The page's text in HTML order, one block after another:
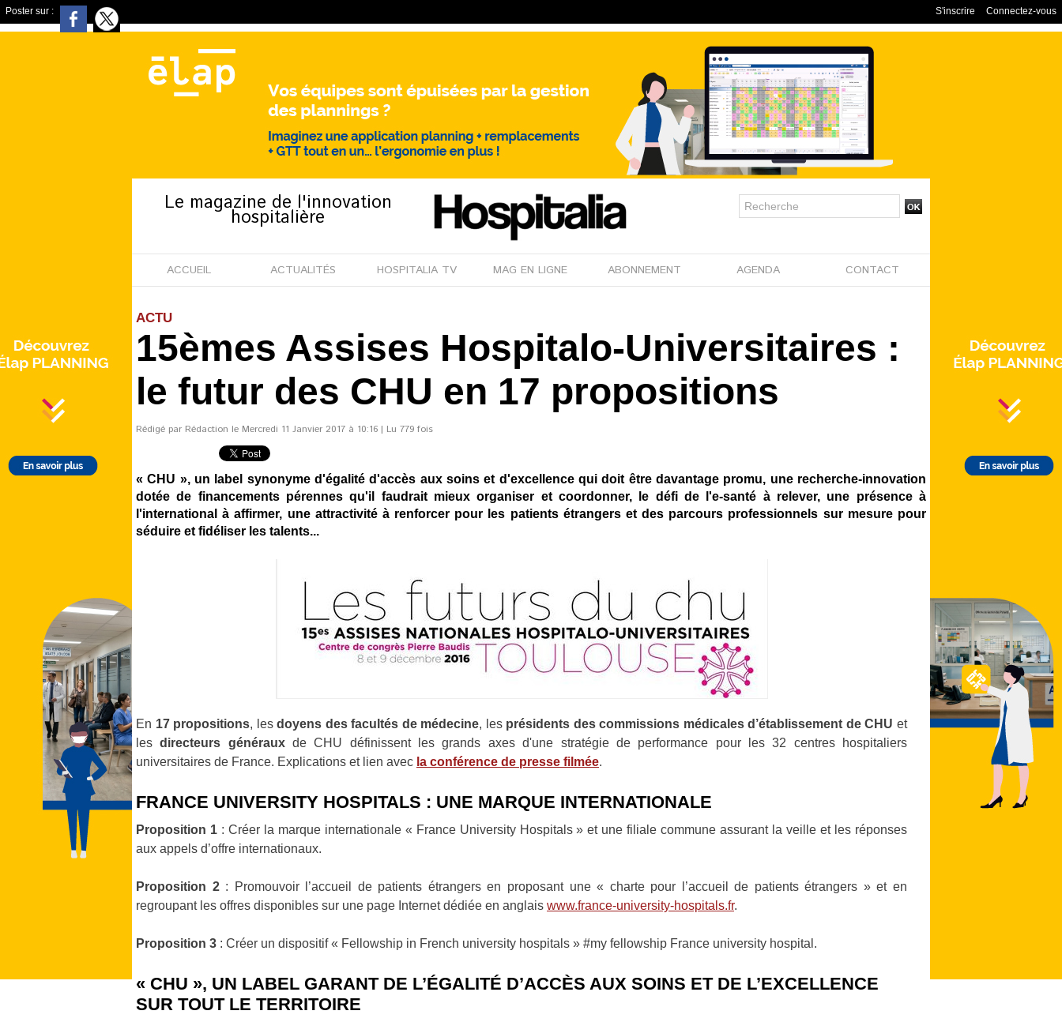
Poster sur : Connectez-vous
S'inscrire
Le magazine de l'innovation
hospitalière
ACCUEIL ACTUALITÉS HOSPITALIA TV MAG EN LIGNE ABONNEMENT AGENDA CONTACT
ACTU
15èmes Assises Hospitalo-Universitaires :
le futur des CHU en 17 propositions
Rédigé par Rédaction le Mercredi 11 Janvier 2017 à 10:16 | Lu 779 fois
« CHU », un label synonyme d'égalité d'accès aux soins et d'excellence qui doit être davantage promu, une recherche-innovation
dotée de financements pérennes qu'il faudrait mieux organiser et coordonner, le défi de l'e-santé à relever, une présence à
l'international à affirmer, une attractivité à renforcer pour les patients étrangers et des parcours professionnels sur mesure pour
séduire et fidéliser les talents...
En 17 propositions, lesdoyens des facultés de médecine, lesprésidents des commissions médicales d’établissement de CHUet
lesdirecteurs générauxde CHU définissent les grands axes d'une stratégie de performance pour les 32 centres hospitaliers
universitaires de France. Explications et lien avec la conférence de presse filmée.
FRANCE UNIVERSITY HOSPITALS : UNE MARQUE INTERNATIONALE
Proposition 1: Créer la marque internationale « France University Hospitals » et une filiale commune assurant la veille et les réponses
aux appels d’offre internationaux.
Proposition 2: Promouvoir l’accueil de patients étrangers en proposant une « charte pour l’accueil de patients étrangers » et en
regroupant les offres disponibles sur une page Internet dédiée en anglais www.france-university-hospitals.fr.
Proposition 3 : Créer un dispositif « Fellowship in French university hospitals » #my fellowship France university hospital.
« CHU », UN LABEL GARANT DE L’ÉGALITÉ D’ACCÈS AUX SOINS ET DE L’EXCELLENCE
SUR TOUT LE TERRITOIRE